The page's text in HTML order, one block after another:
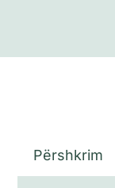
Përshkrim